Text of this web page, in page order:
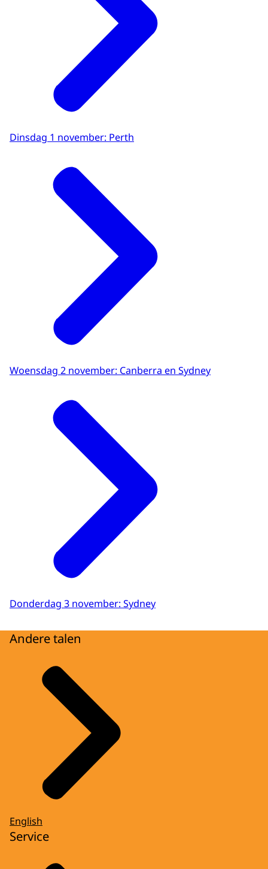
Dinsdag 1 november: Perth
Woensdag 2 november: Canberra en Sydney
Donderdag 3 november: Sydney
Andere talen
English
Service